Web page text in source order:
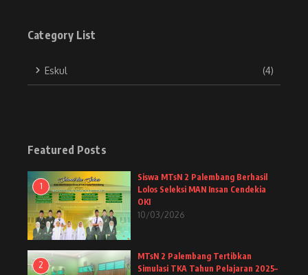
Category List
Eskul (4)
Featured Posts
1
Siswa MTsN 2 Palembang Berhasil
Lolos Seleksi MAN Insan Cendekia
OKI
10/03/2026
2
MTsN 2 Palembang Tertibkan
Simulasi TKA Tahun Pelajaran 2025–